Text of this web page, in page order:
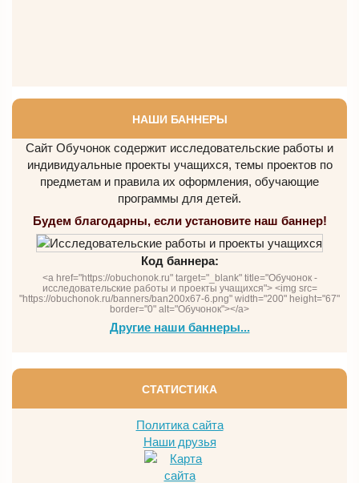
НАШИ БАННЕРЫ
Сайт Обучонок содержит исследовательские работы и
индивидуальные проекты учащихся, темы проектов по
предметам и правила их оформления, обучающие
программы для детей.
Будем благодарны, если установите наш баннер!
Код баннера:
<a href="https://obuchonok.ru" target="_blank" title="Обучонок -
исследовательские работы и проекты учащихся"> <img src=
"https://obuchonok.ru/banners/ban200x67-6.png" width="200" height="67"
border="0" alt="Обучонок"></a>
Другие наши баннеры...
СТАТИСТИКА
Политика сайта
Наши друзья